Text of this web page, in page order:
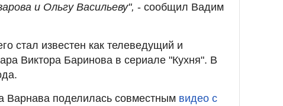
и Ольгу Васильеву", - сообщил Вадим
стал известен как телеведущий и
Виктора Баринова в сериале "Кухня". В
Варнава поделилась совместным видео с